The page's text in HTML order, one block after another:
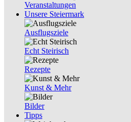
Veranstaltungen
Unsere Steiermark
Ausflugsziele
Echt Steirisch
Rezepte
Kunst & Mehr
Bilder
Tipps